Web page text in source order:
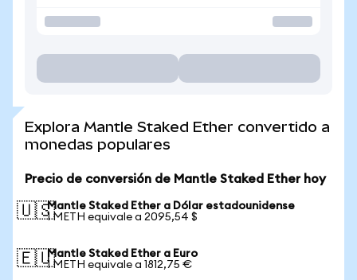
Explora Mantle Staked Ether convertido a
monedas populares
Precio de conversión de Mantle Staked Ether hoy
🇺🇸Mantle Staked Ether a Dólar estadounidense
1 METH equivale a 2095,54 $
🇪🇺Mantle Staked Ether a Euro
1 METH equivale a 1812,75 €